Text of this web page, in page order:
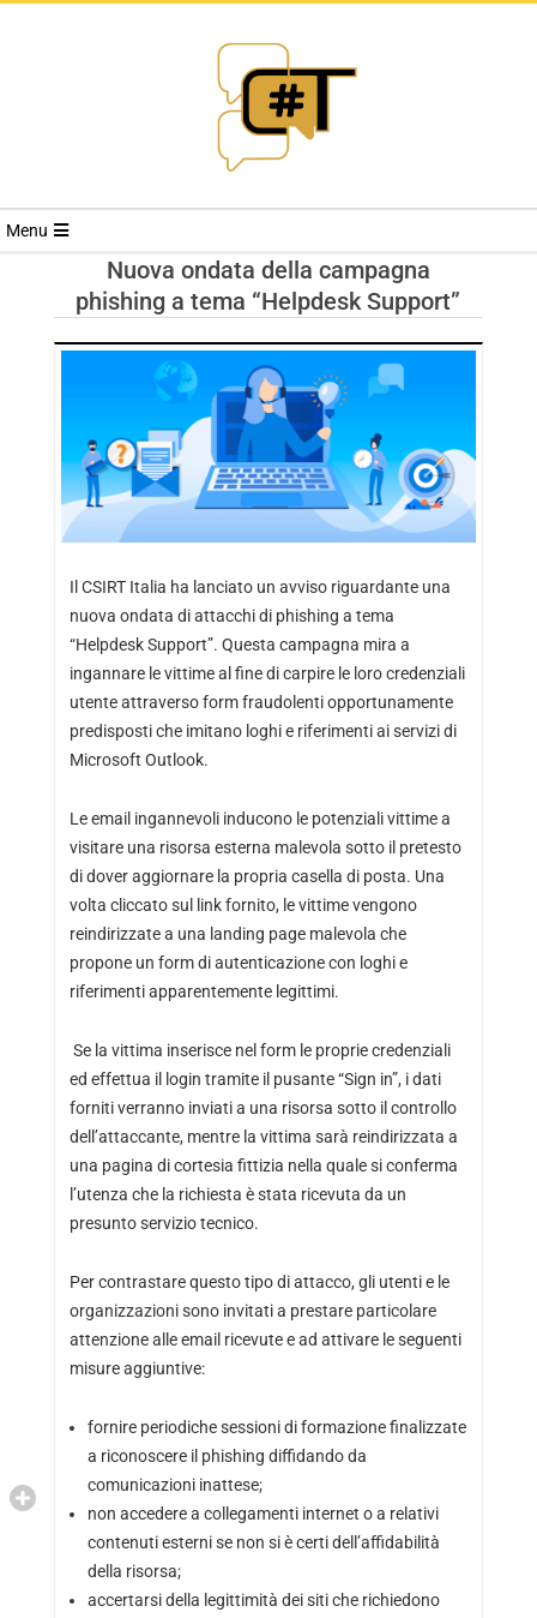
RIVISTA
TRENDS
Menu
Nuova ondata della campagna
phishing a tema “Helpdesk Support”
Il CSIRT Italia ha lanciato un avviso riguardante una
nuova ondata di attacchi di phishing a tema
“Helpdesk Support”. Questa campagna mira a
ingannare le vittime al fine di carpire le loro credenziali
utente attraverso form fraudolenti opportunamente
predisposti che imitano loghi e riferimenti ai servizi di
Microsoft Outlook.
Le email ingannevoli inducono le potenziali vittime a
visitare una risorsa esterna malevola sotto il pretesto
di dover aggiornare la propria casella di posta. Una
volta cliccato sul link fornito, le vittime vengono
reindirizzate a una landing page malevola che
propone un form di autenticazione con loghi e
riferimenti apparentemente legittimi.
Se la vittima inserisce nel form le proprie credenziali
ed effettua il login tramite il pusante “Sign in”, i dati
forniti verranno inviati a una risorsa sotto il controllo
dell’attaccante, mentre la vittima sarà reindirizzata a
una pagina di cortesia fittizia nella quale si conferma
l’utenza che la richiesta è stata ricevuta da un
presunto servizio tecnico.
Per contrastare questo tipo di attacco, gli utenti e le
organizzazioni sono invitati a prestare particolare
attenzione alle email ricevute e ad attivare le seguenti
misure aggiuntive:
fornire periodiche sessioni di formazione finalizzate
a riconoscere il phishing diffidando da
comunicazioni inattese;
non accedere a collegamenti internet o a relativi
contenuti esterni se non si è certi dell’affidabilità
della risorsa;
accertarsi della legittimità dei siti che richiedono